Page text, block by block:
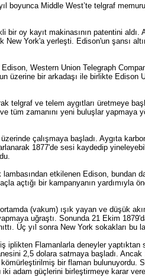
boyunca Middle West’te telgraf
oy kayıt makinasının patentini aldı.
New York'a yerleşti. Edison'un şansı
Western Union Telegraph
üzerine bir arkadaşı ile birlikte
telgraf ve telem aygıtları üretmeye
tüm zamanını yeni buluşlar yapmaya
çalışmaya başladı. Aygıta
1877'de sesi kaydedip
etkilenen Edison, bundan
açtığı bir kampanyanın yardımıyla
(vakum) ışık yayan ve düşük
uğraştı. Sonunda 21 Ekim
Üç yıl sonra New York sokakları bu
Flamanlarla deneyler yaptıktan
2,5 dolara satmaya başladı.
bir flaman bulunuyordu.
adam güçlerini birleştirmeye karar